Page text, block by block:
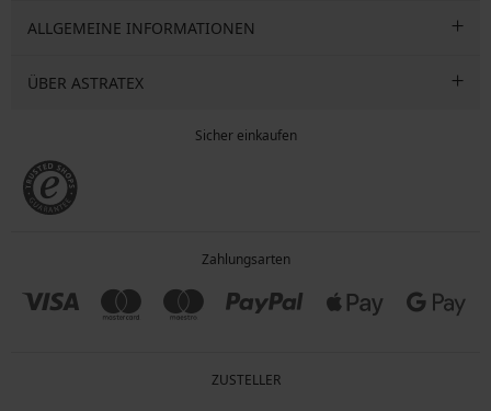
ALLGEMEINE INFORMATIONEN
ÜBER ASTRATEX
Sicher einkaufen
Zahlungsarten
ZUSTELLER